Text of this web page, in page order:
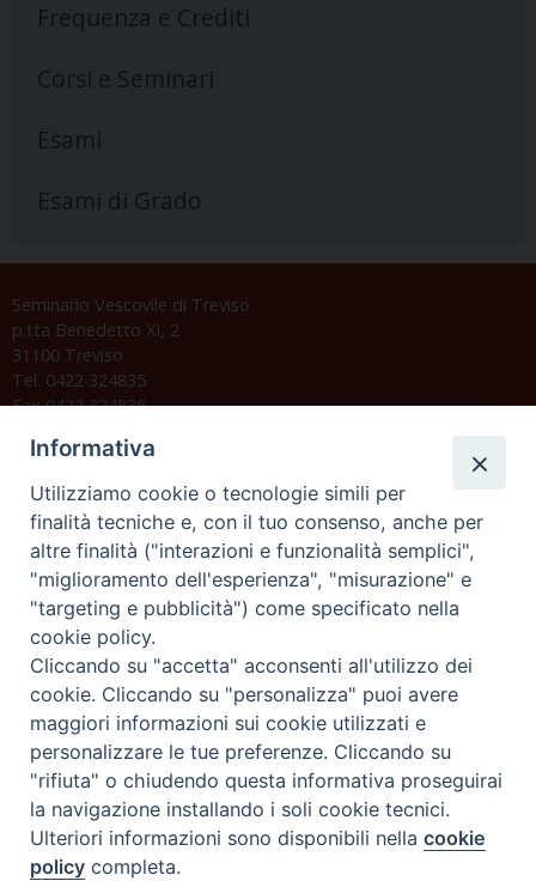
Frequenza e Crediti
Corsi e Seminari
Esami
Esami di Grado
Seminario Vescovile di Treviso
p.tta Benedetto XI, 2
31100 Treviso
Tel. 0422 324835
Fax 0422 324836
Orario di segreteria
Lunedì 17.30-19.30
Martedì 17.30-19.30
Mercoledì 17.30-19.30
Giovedì 17.30-19.30
Venerdì chiuso
Sabato 9.30-11.30
Privacy e sicurezza
Informativa
Utilizziamo cookie o tecnologie simili per
finalità tecniche e, con il tuo consenso, anche per
altre finalità ("interazioni e funzionalità semplici",
"miglioramento dell'esperienza", "misurazione" e
"targeting e pubblicità") come specificato nella
cookie policy.
Cliccando su "accetta" acconsenti all'utilizzo dei
cookie. Cliccando su "personalizza" puoi avere
maggiori informazioni sui cookie utilizzati e
personalizzare le tue preferenze. Cliccando su
"rifiuta" o chiudendo questa informativa proseguirai
la navigazione installando i soli cookie tecnici.
Ulteriori informazioni sono disponibili nellacookie
policy completa.